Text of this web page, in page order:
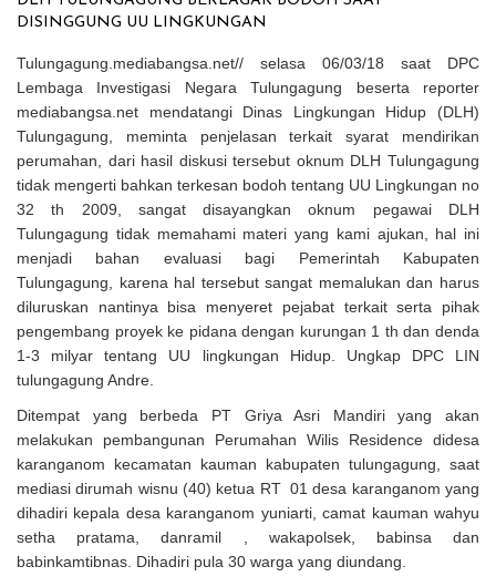
Uji Coba Program NADI JKN
Tulungagung.mediabangsa.net// selasa 06/03/18 saat DPC
Lembaga Investigasi Negara Tulungagung beserta reporter
mediabangsa.net mendatangi Dinas Lingkungan Hidup (DLH)
Tulungagung, meminta penjelasan terkait syarat mendirikan
perumahan, dari hasil diskusi tersebut oknum DLH Tulungagung
tidak mengerti bahkan terkesan bodoh tentang UU Lingkungan no
32 th 2009, sangat disayangkan oknum pegawai DLH
Tulungagung tidak memahami materi yang kami ajukan, hal ini
menjadi bahan evaluasi bagi Pemerintah Kabupaten
Tulungagung, karena hal tersebut sangat memalukan dan harus
diluruskan nantinya bisa menyeret pejabat terkait serta pihak
pengembang proyek ke pidana dengan kurungan 1 th dan denda
1-3 milyar tentang UU lingkungan Hidup. Ungkap DPC LIN
tulungagung Andre.
Ditempat yang berbeda PT Griya Asri Mandiri yang akan
melakukan pembangunan Perumahan Wilis Residence didesa
karanganom kecamatan kauman kabupaten tulungagung, saat
mediasi dirumah wisnu (40) ketua RT 01 desa karanganom yang
dihadiri kepala desa karanganom yuniarti, camat kauman wahyu
setha pratama, danramil , wakapolsek, babinsa dan
babinkamtibnas. Dihadiri pula 30 warga yang diundang.